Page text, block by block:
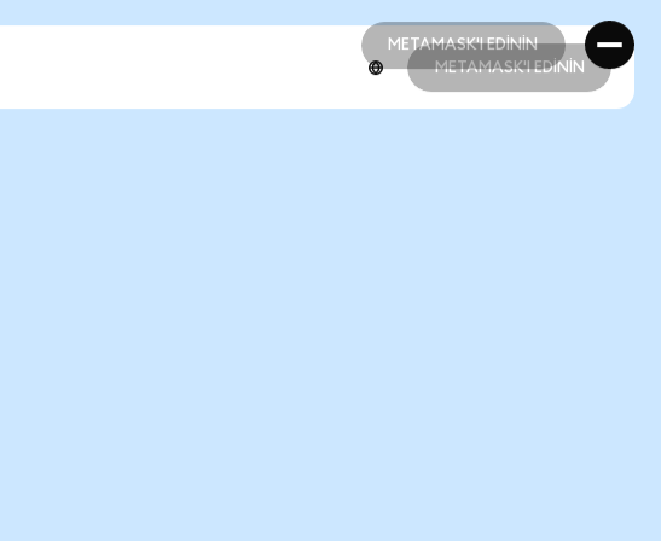
METAMASK'I EDİNİN
METAMASK'I EDİNİN
METAMASK'I EDİNİN